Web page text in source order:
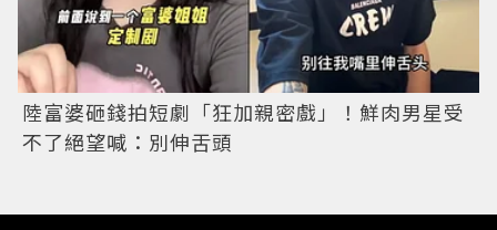
陸富婆砸錢拍短劇「狂加親密戲」！鮮肉男星受
不了絕望喊：別伸舌頭